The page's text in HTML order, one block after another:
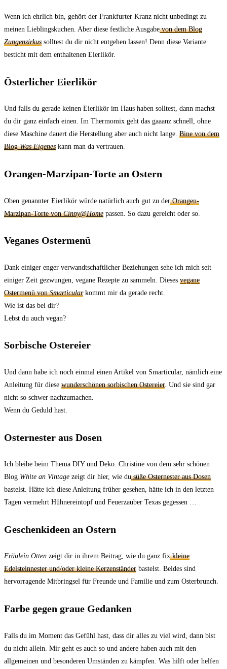
Wenn ich ehrlich bin, gehört der Frankfurter Kranz nicht unbedingt zu
meinen Lieblingskuchen. Aber diese festliche Ausgabevon dem Blog
Zungenzirkus solltest du dir nicht entgehen lassen! Denn diese Variante
besticht mit dem enthaltenen Eierlikör.
Österlicher Eierlikör
Und falls du gerade keinen Eierlikör im Haus haben solltest, dann machst
du dir ganz einfach einen. Im Thermomix geht das gaaanz schnell, ohne
diese Maschine dauert die Herstellung aber auch nicht lange. Bine von dem
BlogWas Eigenes kann man da vertrauen.
Orangen-Marzipan-Torte an Ostern
Oben genannter Eierlikör würde natürlich auch gut zu derOrangen-
Marzipan-Torte vonCinny@Home passen. So dazu gereicht oder so.
Veganes Ostermenü
Dank einiger enger verwandtschaftlicher Beziehungen sehe ich mich seit
einiger Zeit gezwungen, vegane Rezepte zu sammeln. Dieses vegane
Ostermenü vonSmarticularkommt mir da gerade recht.
Wie ist das bei dir?
Lebst du auch vegan?
Sorbische Ostereier
Und dann habe ich noch einmal einen Artikel von Smarticular, nämlich eine
Anleitung für diese wunderschönen sorbischen Ostereier. Und sie sind gar
nicht so schwer nachzumachen.
Wenn du Geduld hast.
Osternester aus Dosen
Ich bleibe beim Thema DIY und Deko. Christine von dem sehr schönen
Blog White an Vintage zeigt dir hier, wie dusüße Osternester aus Dosen
bastelst. Hätte ich diese Anleitung früher gesehen, hätte ich in den letzten
Tagen vermehrt Hühnereintopf und Feuerzauber Texas gegessen …
Geschenkideen an Ostern
Fräulein Otten zeigt dir in ihrem Beitrag, wie du ganz fixkleine
Edelsteinnester und/oder kleine Kerzenständer bastelst. Beides sind
hervorragende Mitbringsel für Freunde und Familie und zum Osterbrunch.
Farbe gegen graue Gedanken
Falls du im Moment das Gefühl hast, dass dir alles zu viel wird, dann bist
du nicht allein. Mir geht es auch so und andere haben auch mit den
allgemeinen und besonderen Umständen zu kämpfen. Was hilft oder helfen